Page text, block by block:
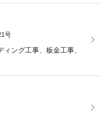
号
ィング工事、板金工事、